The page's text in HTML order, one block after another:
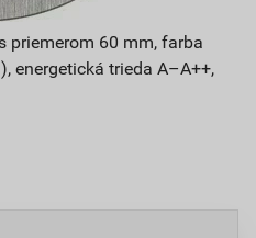
priemerom 60 mm, farba
energetická trieda A–A++,